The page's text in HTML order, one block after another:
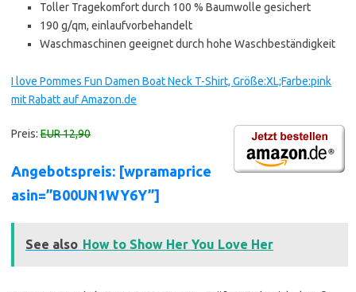
Toller Tragekomfort durch 100 % Baumwolle gesichert
190 g/qm, einlaufvorbehandelt
Waschmaschinen geeignet durch hohe Waschbeständigkeit
I love Pommes Fun Damen Boat Neck T-Shirt, Größe:XL;Farbe:pink
mit Rabatt auf Amazon.de
Preis: EUR 12,90
Angebotspreis: [wpramaprice
asin=”B00UN1WY6Y”]
See also How to Show Her You Love Her